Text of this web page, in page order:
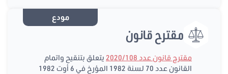
مودع
مقترح قانون
مقترح قانون عدد 2020/108
يتعلق بتنقيح واتمام
القانون عدد 70 لسنة 1982 المؤرخ في 6 أوت 1982